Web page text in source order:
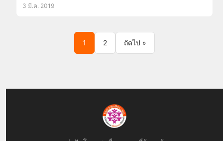
3 มี.ค. 2019
Posts pagination
1 2 ถัดไป »